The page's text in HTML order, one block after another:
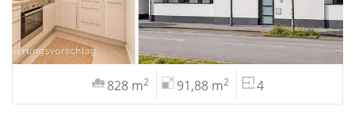
828 m2 91,88 m2 4